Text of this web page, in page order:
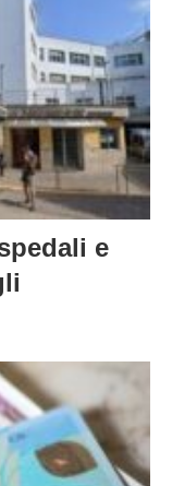
e